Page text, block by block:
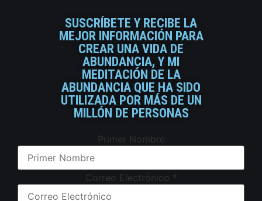
SUSCRÍBETE Y RECIBE LA
MEJOR INFORMACIÓN PARA
CREAR UNA VIDA DE
ABUNDANCIA, Y MI
MEDITACIÓN DE LA
ABUNDANCIA QUE HA SIDO
UTILIZADA POR MÁS DE UN
MILLÓN DE PERSONAS
Primer Nombre
Correo Electrónico *